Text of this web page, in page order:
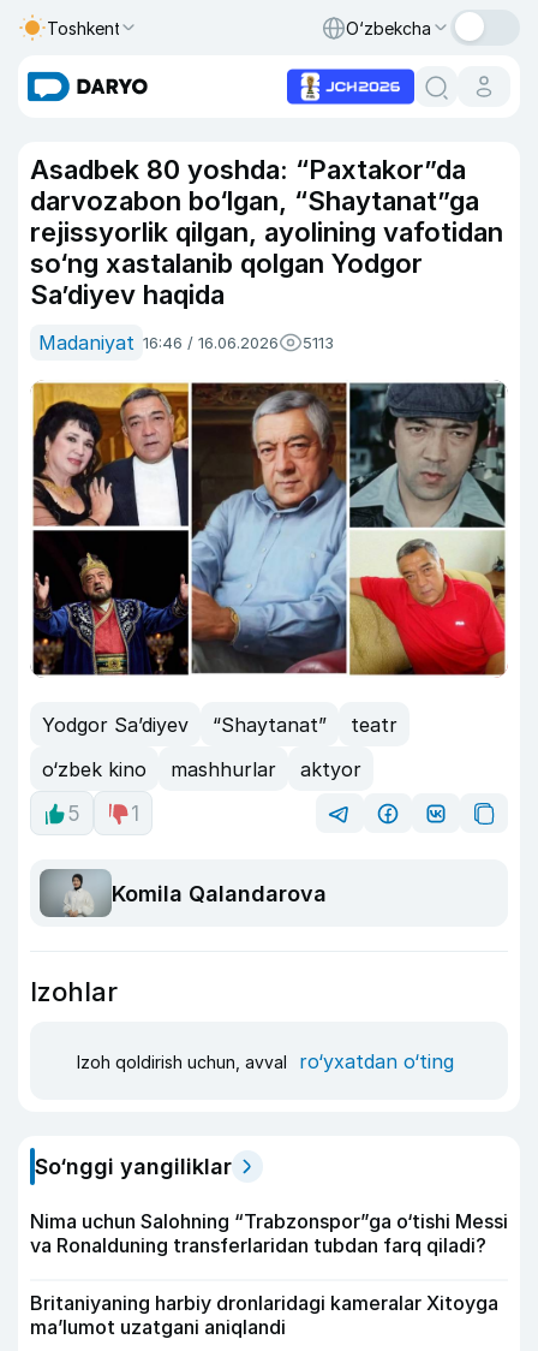
Toshkent O‘zbekcha
Asadbek 80 yoshda: “Paxtakor”da
darvozabon bo‘lgan, “Shaytanat”ga
rejissyorlik qilgan, ayolining vafotidan
so‘ng xastalanib qolgan Yodgor
Sa’diyev haqida
Madaniyat 16:46 / 16.06.2026 5113
Yodgor Sa’diyev “Shaytanat”
teatr
o‘zbek kino
mashhurlar
aktyor
5
1
Komila Qalandarova
Izohlar
Izoh qoldirish uchun, avval ro‘yxatdan o‘ting
So‘nggi yangiliklar
Nima uchun Salohning “Trabzonspor”ga o‘tishi Messi
va Ronalduning transferlaridan tubdan farq qiladi?
Britaniyaning harbiy dronlaridagi kameralar Xitoyga
ma’lumot uzatgani aniqlandi